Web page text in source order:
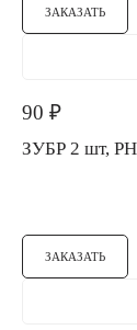
ЗАКАЗАТЬ
90 ₽
ЗУБР 2
ЗАКАЗАТЬ